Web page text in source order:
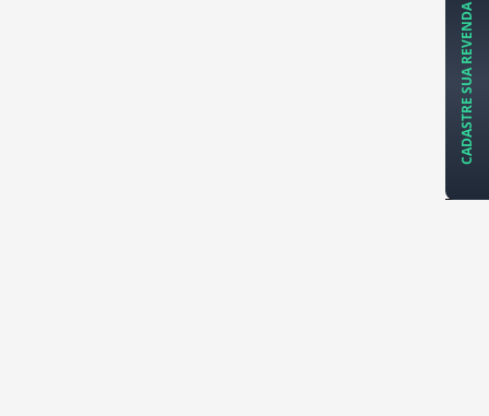
CADASTRE SUA REVENDA